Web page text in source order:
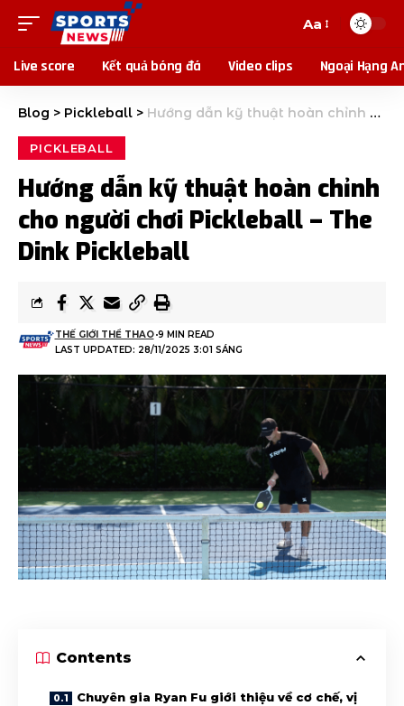
Aa
Live score Kết quả bóng đá Video clips Ngoại Hạng
Blog > Pickleball > Hướng dẫn kỹ thuật hoàn chỉnh cho người chơi Pickleball – The Dink Pickleball
PICKLEBALL
Hướng dẫn kỹ thuật hoàn chỉnh
cho người chơi Pickleball – The
Dink Pickleball
LAST UPDATED: 28/11/2025 3:01 SÁNG
THẾ GIỚI THỂ THAO 9 MIN READ
Contents
Chuyên gia Ryan Fu giới thiệu về cơ chế, vị